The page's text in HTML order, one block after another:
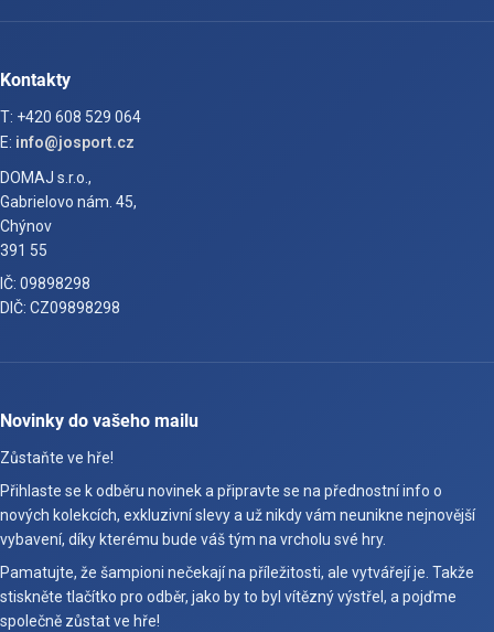
Kontakty
T: +420 608 529 064
E: info@josport.cz
DOMAJ s.r.o.,
Gabrielovo nám. 45,
Chýnov
391 55
IČ: 09898298
DIČ: CZ09898298
Novinky do vašeho mailu
Zůstaňte ve hře!
Přihlaste se k odběru novinek a připravte se na přednostní info o
nových kolekcích, exkluzivní slevy a už nikdy vám neunikne nejnovější
vybavení, díky kterému bude váš tým na vrcholu své hry.
Pamatujte, že šampioni nečekají na příležitosti, ale vytvářejí je. Takže
stiskněte tlačítko pro odběr, jako by to byl vítězný výstřel, a pojďme
společně zůstat ve hře!